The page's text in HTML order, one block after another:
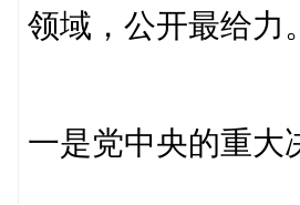
领域，公开最给力
一是党中央的重大